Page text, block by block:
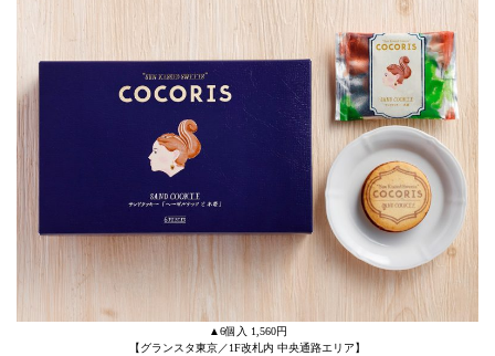
▲6個入 1,560円
【グランスタ東京／1F改札内 中央通路エリア】